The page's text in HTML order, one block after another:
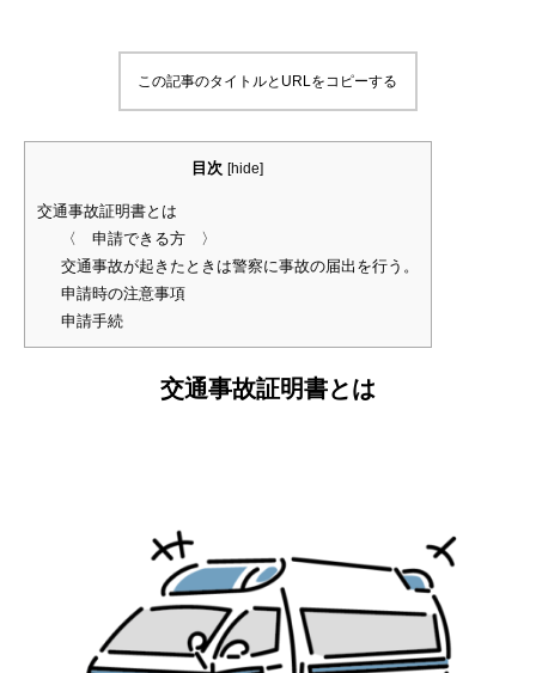
この記事のタイトルとURLをコピーする
目次 [hide]
交通事故証明書とは
〈 申請できる方 〉
交通事故が起きたときは警察に事故の届出を行う。
申請時の注意事項
申請手続
交通事故証明書とは